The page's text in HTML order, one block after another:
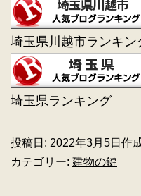
埼玉県川越市ランキン
埼玉県ランキング
投稿日: 2022年3月5日 作
カテゴリー: 建物の鍵